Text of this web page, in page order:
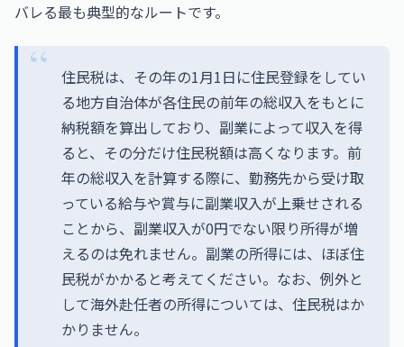
バレる最も典型的なルートです。
住民税は、その年の1月1日に住民登録をしてい
る地方自治体が各住民の前年の総収入をもとに
納税額を算出しており、副業によって収入を得
ると、その分だけ住民税額は高くなります。前
年の総収入を計算する際に、勤務先から受け取
っている給与や賞与に副業収入が上乗せされる
ことから、副業収入が0円でない限り所得が増
えるのは免れません。副業の所得には、ほぼ住
民税がかかると考えてください。なお、例外と
して海外赴任者の所得については、住民税はか
かりません。